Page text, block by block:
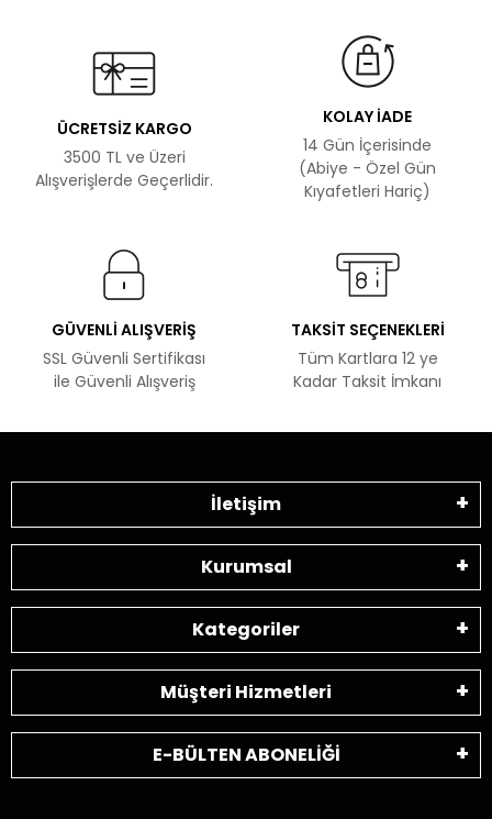
ÜCRETSİZ KARGO
3500 TL ve Üzeri
Alışverişlerde Geçerlidir.
KOLAY İADE
14 Gün İçerisinde
(Abiye - Özel Gün
Kıyafetleri Hariç)
GÜVENLİ ALIŞVERİŞ
SSL Güvenli Sertifikası
ile Güvenli Alışveriş
TAKSİT SEÇENEKLERİ
Tüm Kartlara 12 ye
Kadar Taksit İmkanı
İletişim
Kurumsal
Kategoriler
Müşteri Hizmetleri
E-BÜLTEN ABONELİĞİ